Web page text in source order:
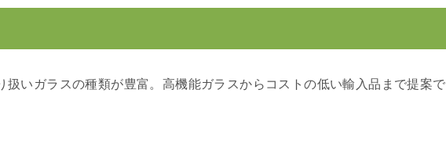
扱いガラスの種類が豊富。高機能ガラスからコストの低い輸入品まで提案で